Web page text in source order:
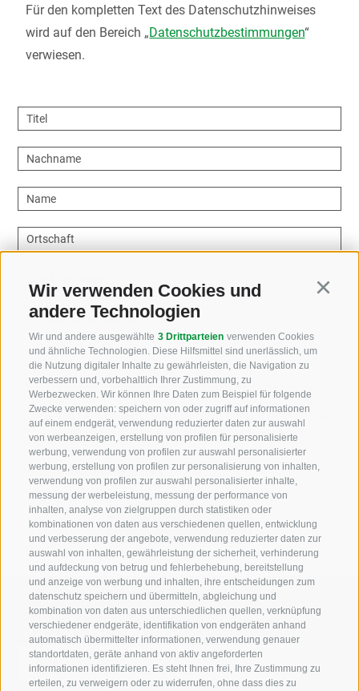
Wir verwenden Cookies und
andere Technologien
Wir und andere ausgewählte 3 Drittparteien verwenden Cookies
und ähnliche Technologien. Diese Hilfsmittel sind unerlässlich, um
die Nutzung digitaler Inhalte zu gewährleisten, die Navigation zu
verbessern und, vorbehaltlich Ihrer Zustimmung, zu
Werbezwecken. Wir können Ihre Daten zum Beispiel für folgende
Zwecke verwenden: speichern von oder zugriff auf informationen
auf einem endgerät, verwendung reduzierter daten zur auswahl
von werbeanzeigen, erstellung von profilen für personalisierte
werbung, verwendung von profilen zur auswahl personalisierter
werbung, erstellung von profilen zur personalisierung von inhalten,
verwendung von profilen zur auswahl personalisierter inhalte,
messung der werbeleistung, messung der performance von
inhalten, analyse von zielgruppen durch statistiken oder
kombinationen von daten aus verschiedenen quellen, entwicklung
und verbesserung der angebote, verwendung reduzierter daten zur
auswahl von inhalten, gewährleistung der sicherheit, verhinderung
und aufdeckung von betrug und fehlerbehebung, bereitstellung
und anzeige von werbung und inhalten, ihre entscheidungen zum
datenschutz speichern und übermitteln, abgleichung und
kombination von daten aus unterschiedlichen quellen, verknüpfung
verschiedener endgeräte, identifikation von endgeräten anhand
automatisch übermittelter informationen, verwendung genauer
standortdaten, geräte anhand von aktiv angeforderten
informationen identifizieren. Es steht Ihnen frei, Ihre Zustimmung zu
erteilen, zu verweigern oder zu widerrufen, ohne dass dies zu
Für den kompletten Text des Datenschutzhinweises
wird auf den Bereich „Datenschutzbestimmungen“
verwiesen.
Titel
Nachname
Name
Ortschaft
Wie können wir helfen?
Ich habe dieDatenschutzbestimmungengelesen und
verstanden und stimme der Verarbeitung meiner
personenbezogenen Daten durch den
Verantwortlichen zu
Suche auf der Webseite